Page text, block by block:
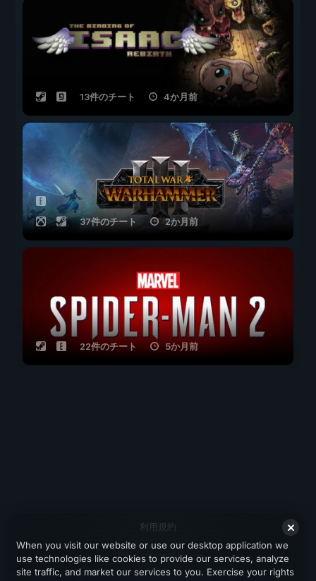
13件のチート 4か月前
37件のチート 2か月前
22件のチート 5か月前
利用規約
プライバシーポリシー
When you visit our website or use our desktop application we
use technologies like cookies to provide our services, analyze
site traffic, and market our services to you. Exercise your rights